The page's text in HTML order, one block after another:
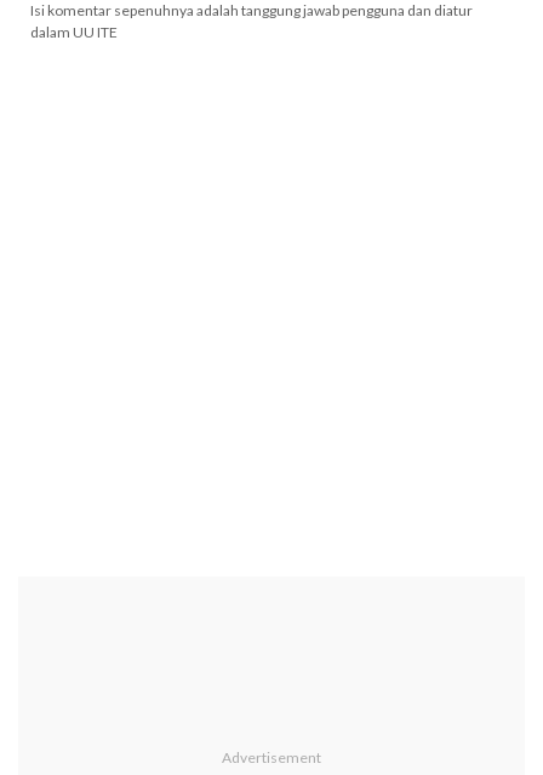
Isi komentar sepenuhnya adalah tanggung jawab pengguna dan diatur
dalam UU ITE